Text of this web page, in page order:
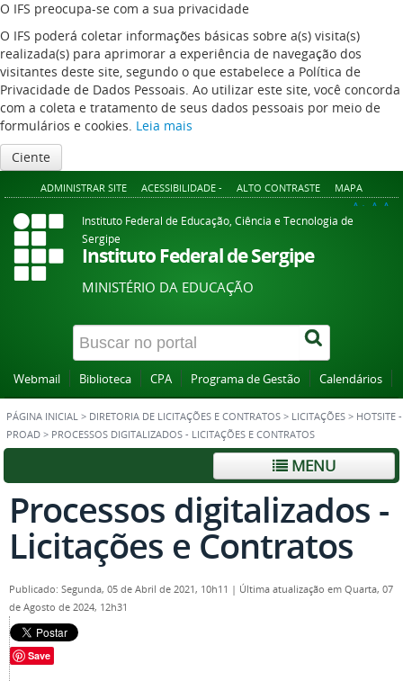
O IFS preocupa-se com a sua privacidade
O IFS poderá coletar informações básicas sobre a(s) visita(s)
realizada(s) para aprimorar a experiência de navegação dos
visitantes deste site, segundo o que estabelece a Política de
Privacidade de Dados Pessoais. Ao utilizar este site, você concorda
com a coleta e tratamento de seus dados pessoais por meio de
formulários e cookies. Leia mais
Ciente
ADMINISTRAR SITE ACESSIBILIDADE - ALTO CONTRASTE MAPA
A+ A A-
Instituto Federal de Educação, Ciência e Tecnologia de
Sergipe
Instituto Federal de Sergipe
MINISTÉRIO DA EDUCAÇÃO
Webmail Biblioteca CPA Programa de Gestão Calendários
PÁGINA INICIAL > DIRETORIA DE LICITAÇÕES E CONTRATOS > LICITAÇÕES > HOTSITE -
PROAD > PROCESSOS DIGITALIZADOS - LICITAÇÕES E CONTRATOS
MENU
Processos digitalizados -
Licitações e Contratos
Publicado: Segunda, 05 de Abril de 2021, 10h11 | Última atualização em Quarta, 07
de Agosto de 2024, 12h31
Save